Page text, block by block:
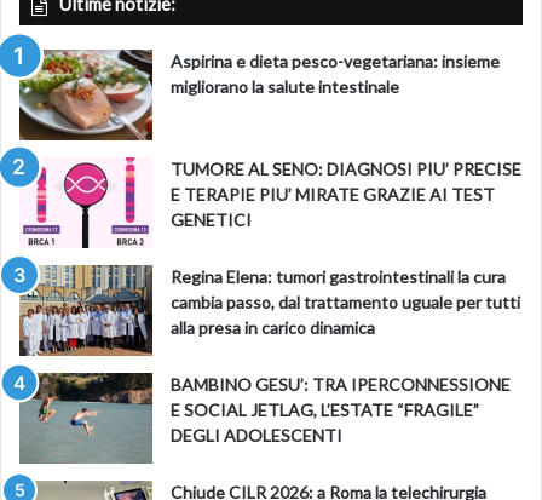
Aspirina e dieta pesco-vegetariana: insieme
migliorano la salute intestinale
TUMORE AL SENO: DIAGNOSI PIU’ PRECISE
E TERAPIE PIU’ MIRATE GRAZIE AI TEST
GENETICI
Regina Elena: tumori gastrointestinali la cura
cambia passo, dal trattamento uguale per tutti
alla presa in carico dinamica
BAMBINO GESU’: TRA IPERCONNESSIONE
E SOCIAL JETLAG, L’ESTATE “FRAGILE”
DEGLI ADOLESCENTI
Chiude CILR 2026: a Roma la telechirurgia